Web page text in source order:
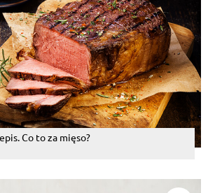
Co to za mięso?